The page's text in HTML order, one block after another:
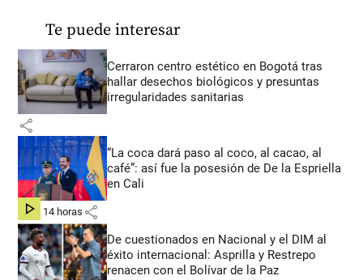
Te puede interesar
Cerraron centro estético en Bogotá tras
hallar desechos biológicos y presuntas
irregularidades sanitarias
share
“La coca dará paso al coco, al cacao, al
café”: así fue la posesión de De la Espriella
en Cali
hace 14 horas share
De cuestionados en Nacional y el DIM al
éxito internacional: Asprilla y Restrepo
renacen con el Bolívar de la Paz